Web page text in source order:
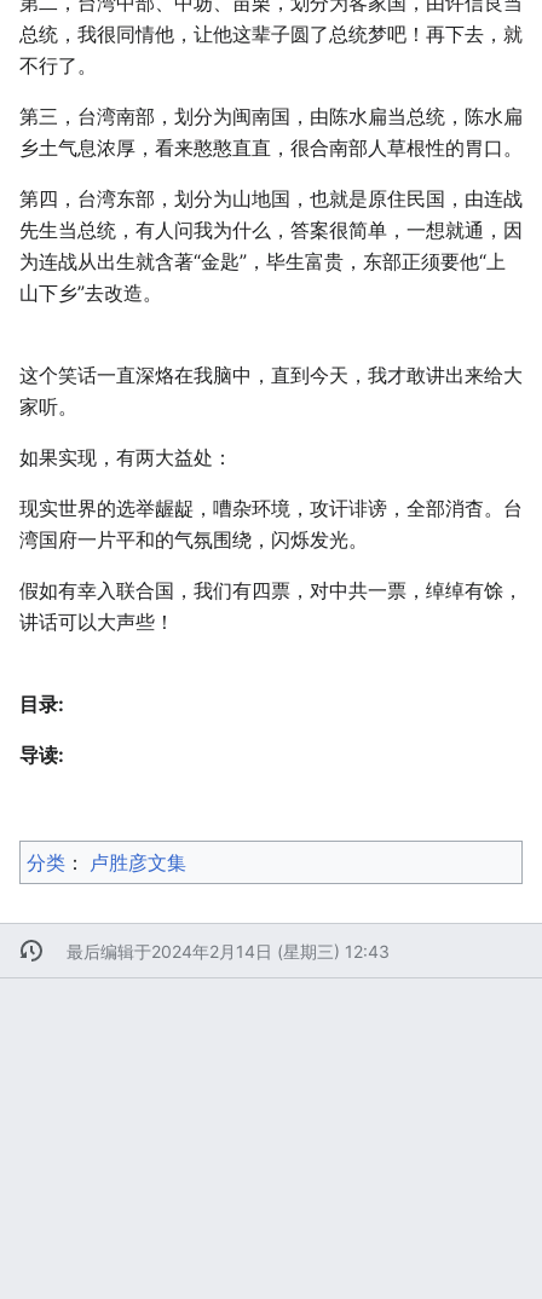
总统，我很同情他，让他这辈子圆了总统梦吧！再下去，就
不行了。
第三，台湾南部，划分为闽南国，由陈水扁当总统，陈水扁
乡土气息浓厚，看来憨憨直直，很合南部人草根性的胃口。
第四，台湾东部，划分为山地国，也就是原住民国，由连战
先生当总统，有人问我为什么，答案很简单，一想就通，因
为连战从出生就含著“金匙”，毕生富贵，东部正须要他“上
山下乡”去改造。
这个笑话一直深烙在我脑中，直到今天，我才敢讲出来给大
家听。
如果实现，有两大益处：
现实世界的选举龌龊，嘈杂环境，攻讦诽谤，全部消杳。台
湾国府一片平和的气氛围绕，闪烁发光。
假如有幸入联合国，我们有四票，对中共一票，绰绰有馀，
讲话可以大声些！
目录:
导读:
分类 ：​ 卢胜彦文集
最后编辑于2024年2月14日 (星期三) 12:43